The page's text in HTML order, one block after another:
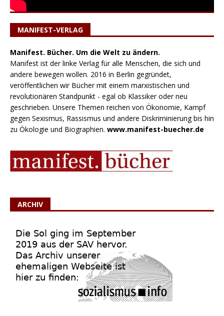
MANIFEST-VERLAG
Manifest. Bücher. Um die Welt zu ändern.
Manifest ist der linke Verlag für alle Menschen, die sich und
andere bewegen wollen. 2016 in Berlin gegründet,
veröffentlichen wir Bücher mit einem marxistischen und
revolutionären Standpunkt - egal ob Klassiker oder neu
geschrieben. Unsere Themen reichen von Ökonomie, Kampf
gegen Sexismus, Rassismus und andere Diskriminierung bis hin
zu Ökologie und Biographien. www.manifest-buecher.de
ARCHIV